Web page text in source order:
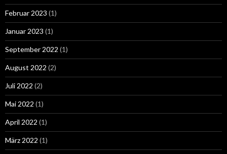
Februar 2023 (1)
Januar 2023 (1)
September 2022 (1)
August 2022 (2)
Juli 2022 (2)
Mai 2022 (1)
April 2022 (1)
März 2022 (1)